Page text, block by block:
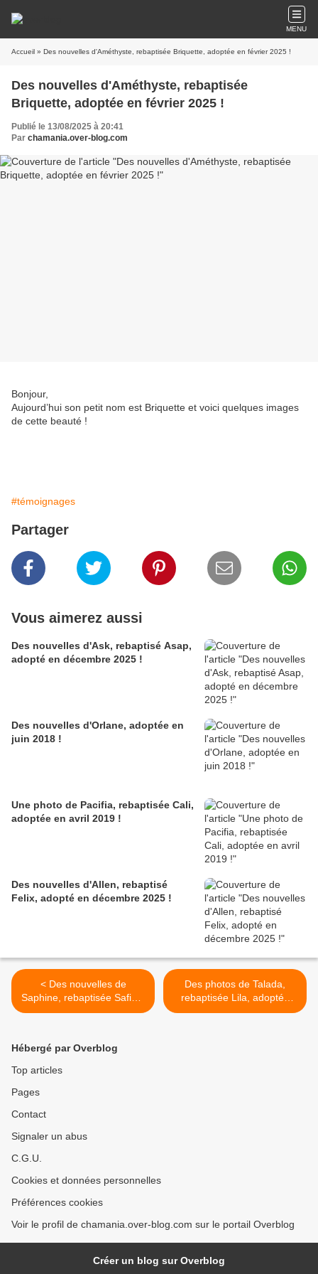
MENU
Accueil » Des nouvelles d'Améthyste, rebaptisée Briquette, adoptée en février 2025 !
Des nouvelles d'Améthyste, rebaptisée
Briquette, adoptée en février 2025 !
Publié le 13/08/2025 à 20:41
Par chamania.over-blog.com
Bonjour,
Aujourd’hui son petit nom est Briquette et voici quelques images
de cette beauté !
#témoignages
Partager
Vous aimerez aussi
Des nouvelles d'Ask, rebaptisé Asap,
adopté en décembre 2025 !
Des nouvelles d'Orlane, adoptée en
juin 2018 !
Une photo de Pacifia, rebaptisée Cali,
adoptée en avril 2019 !
Des nouvelles d'Allen, rebaptisé
Felix, adopté en décembre 2025 !
< Des nouvelles de
Saphine, rebaptisée Safina,
adoptée adulte en avril
Des photos de Talada,
rebaptisée Lila, adoptée
adulte en octobre 2022 ! >
Hébergé par Overblog
Top articles
Pages
Contact
Signaler un abus
C.G.U.
Cookies et données personnelles
Préférences cookies
Voir le profil de chamania.over-blog.com sur le portail Overblog
Créer un blog sur Overblog